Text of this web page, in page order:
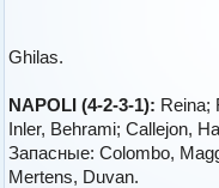
Ghilas.
NAPOLI (4-2-3-1): Reina;
Inler, Behrami; Callejon,
Запасные: Colombo,
Mertens, Duvan.